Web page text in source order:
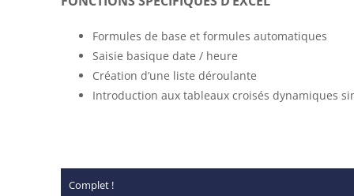
Formules de base et formules automatiques
Saisie basique date / heure
Création d’une liste déroulante
Introduction aux tableaux croisés dynamiques
Complet !